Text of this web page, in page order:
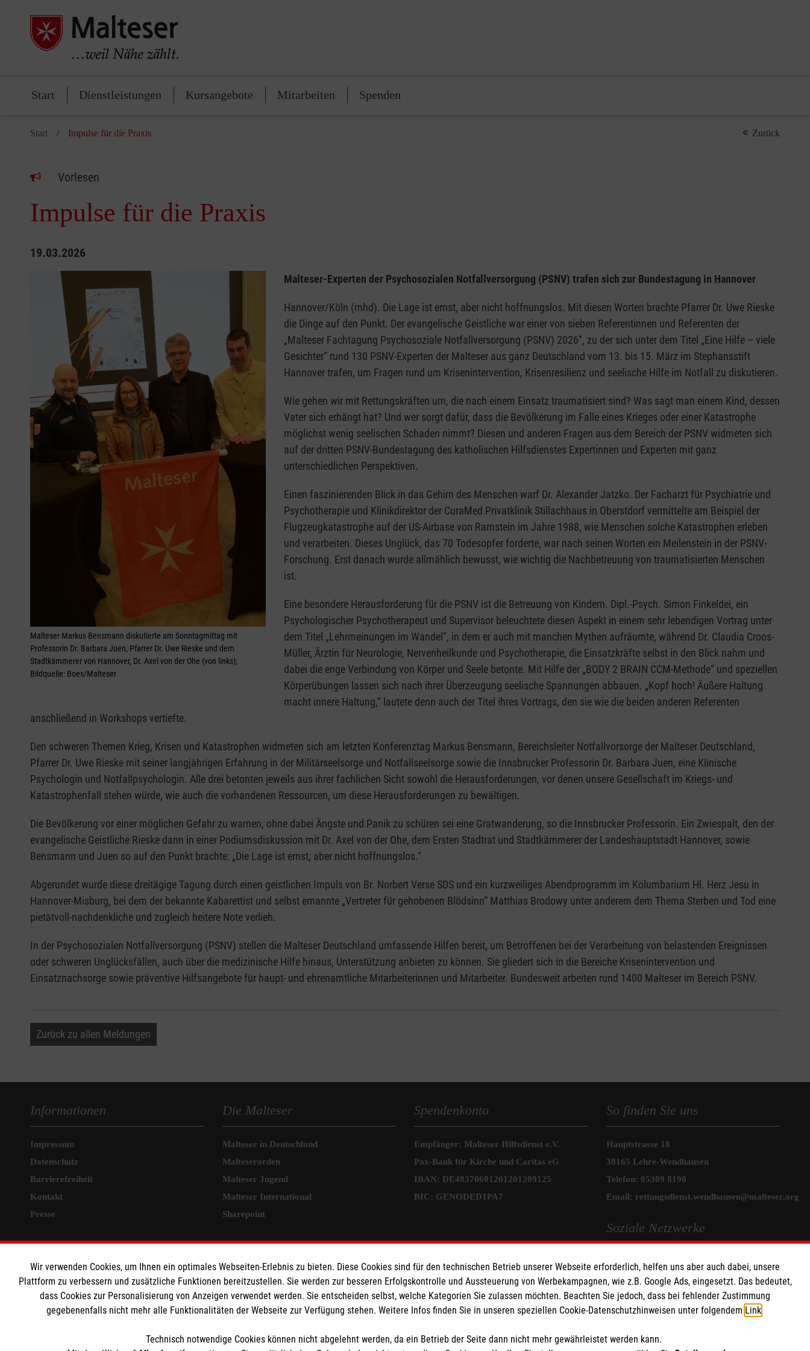
Start Dienstleistungen Kursangebote Mitarbeiten Spenden
Start Impulse für die Praxis Zurück
Vorlesen
Impulse für die Praxis
19.03.2026
Malteser Markus Bensmann diskutierte am Sonntagmittag mit
Professorin Dr. Barbara Juen, Pfarrer Dr. Uwe Rieske und dem
Stadtkämmerer von Hannover, Dr. Axel von der Ohe (von links);
Bildquelle: Boes/Malteser
Malteser-Experten der Psychosozialen Notfallversorgung (PSNV) trafen sich zur Bundestagung in Hannover
Hannover/Köln (mhd). Die Lage ist ernst, aber nicht hoffnungslos. Mit diesen Worten brachte Pfarrer Dr. Uwe Rieske
die Dinge auf den Punkt. Der evangelische Geistliche war einer von sieben Referentinnen und Referenten der
„Malteser Fachtagung Psychosoziale Notfallversorgung (PSNV) 2026“, zu der sich unter dem Titel „Eine Hilfe – viele
Gesichter“ rund 130 PSNV-Experten der Malteser aus ganz Deutschland vom 13. bis 15. März im Stephansstift
Hannover trafen, um Fragen rund um Krisenintervention, Krisenresilienz und seelische Hilfe im Notfall zu diskutieren.
Wie gehen wir mit Rettungskräften um, die nach einem Einsatz traumatisiert sind? Was sagt man einem Kind, dessen
Vater sich erhängt hat? Und wer sorgt dafür, dass die Bevölkerung im Falle eines Krieges oder einer Katastrophe
möglichst wenig seelischen Schaden nimmt? Diesen und anderen Fragen aus dem Bereich der PSNV widmeten sich
auf der dritten PSNV-Bundestagung des katholischen Hilfsdienstes Expertinnen und Experten mit ganz
unterschiedlichen Perspektiven.
Einen faszinierenden Blick in das Gehirn des Menschen warf Dr. Alexander Jatzko. Der Facharzt für Psychiatrie und
Psychotherapie und Klinikdirektor der CuraMed Privatklinik Stillachhaus in Oberstdorf vermittelte am Beispiel der
Flugzeugkatastrophe auf der US-Airbase von Ramstein im Jahre 1988, wie Menschen solche Katastrophen erleben
und verarbeiten. Dieses Unglück, das 70 Todesopfer forderte, war nach seinen Worten ein Meilenstein in der PSNV-
Forschung. Erst danach wurde allmählich bewusst, wie wichtig die Nachbetreuung von traumatisierten Menschen
ist.
Eine besondere Herausforderung für die PSNV ist die Betreuung von Kindern. Dipl.-Psych. Simon Finkeldei, ein
Psychologischer Psychotherapeut und Supervisor beleuchtete diesen Aspekt in einem sehr lebendigen Vortrag unter
dem Titel „Lehrmeinungen im Wandel“, in dem er auch mit manchen Mythen aufräumte, während Dr. Claudia Croos-
Müller, Ärztin für Neurologie, Nervenheilkunde und Psychotherapie, die Einsatzkräfte selbst in den Blick nahm und
dabei die enge Verbindung von Körper und Seele betonte. Mit Hilfe der „BODY 2 BRAIN CCM-Methode“ und speziellen
Körperübungen lassen sich nach ihrer Überzeugung seelische Spannungen abbauen. „Kopf hoch! Äußere Haltung
macht innere Haltung,“ lautete denn auch der Titel ihres Vortrags, den sie wie die beiden anderen Referenten
anschließend in Workshops vertiefte.
Den schweren Themen Krieg, Krisen und Katastrophen widmeten sich am letzten Konferenztag Markus Bensmann, Bereichsleiter Notfallvorsorge der Malteser Deutschland,
Pfarrer Dr. Uwe Rieske mit seiner langjährigen Erfahrung in der Militärseelsorge und Notfallseelsorge sowie die Innsbrucker Professorin Dr. Barbara Juen, eine Klinische
Psychologin und Notfallpsychologin. Alle drei betonten jeweils aus ihrer fachlichen Sicht sowohl die Herausforderungen, vor denen unsere Gesellschaft im Kriegs- und
Katastrophenfall stehen würde, wie auch die vorhandenen Ressourcen, um diese Herausforderungen zu bewältigen.
Die Bevölkerung vor einer möglichen Gefahr zu warnen, ohne dabei Ängste und Panik zu schüren sei eine Gratwanderung, so die Innsbrucker Professorin. Ein Zwiespalt, den der
evangelische Geistliche Rieske dann in einer Podiumsdiskussion mit Dr. Axel von der Ohe, dem Ersten Stadtrat und Stadtkämmerer der Landeshauptstadt Hannover, sowie
Bensmann und Juen so auf den Punkt brachte: „Die Lage ist ernst, aber nicht hoffnungslos.“
Abgerundet wurde diese dreitägige Tagung durch einen geistlichen Impuls von Br. Norbert Verse SDS und ein kurzweiliges Abendprogramm im Kolumbarium Hl. Herz Jesu in
Hannover-Misburg, bei dem der bekannte Kabarettist und selbst ernannte „Vertreter für gehobenen Blödsinn“ Matthias Brodowy unter anderem dem Thema Sterben und Tod eine
pietätvoll-nachdenkliche und zugleich heitere Note verlieh.
In der Psychosozialen Notfallversorgung (PSNV) stellen die Malteser Deutschland umfassende Hilfen bereit, um Betroffenen bei der Verarbeitung von belastenden Ereignissen
oder schweren Unglücksfällen, auch über die medizinische Hilfe hinaus, Unterstützung anbieten zu können. Sie gliedert sich in die Bereiche Krisenintervention und
Einsatznachsorge sowie präventive Hilfsangebote für haupt- und ehrenamtliche Mitarbeiterinnen und Mitarbeiter. Bundesweit arbeiten rund 1400 Malteser im Bereich PSNV.
Zurück zu allen Meldungen
Informationen
Impressum
Datenschutz
Barrierefreiheit
Kontakt
Presse
MPG Ansprechpartner
Den Beauftragten für
Medizinproduktesicherheit im Malteser
Rettungsdienst und den Einsatzdiensten der
Die Malteser
Malteser in Deutschland
Malteserorden
Malteser Jugend
Malteser International
Sharepoint
Spendenkonto
Empfänger: Malteser Hilfsdienst e.V.
Pax-Bank für Kirche und Caritas eG
IBAN: DE48370601201201209125
BIC: GENODED1PA7
So finden Sie uns
Hauptstrasse 18
38165 Lehre-Wendhausen
Telefon: 05309 8190
Email: rettungsdienst.wendhausen@malteser.org
Soziale Netzwerke
Wir verwenden Cookies, um Ihnen ein optimales Webseiten-Erlebnis zu bieten. Diese Cookies sind für den technischen Betrieb unserer Webseite erforderlich, helfen uns aber auch dabei, unsere
Plattform zu verbessern und zusätzliche Funktionen bereitzustellen. Sie werden zur besseren Erfolgskontrolle und Aussteuerung von Werbekampagnen, wie z.B. Google Ads, eingesetzt. Das bedeutet,
dass Cookies zur Personalisierung von Anzeigen verwendet werden. Sie entscheiden selbst, welche Kategorien Sie zulassen möchten. Beachten Sie jedoch, dass bei fehlender Zustimmung
gegebenenfalls nicht mehr alle Funktionalitäten der Webseite zur Verfügung stehen. Weitere Infos finden Sie in unseren speziellen Cookie-Datenschutzhinweisen unter folgendem Link
Technisch notwendige Cookies können nicht abgelehnt werden, da ein Betrieb der Seite dann nicht mehr gewährleistet werden kann.